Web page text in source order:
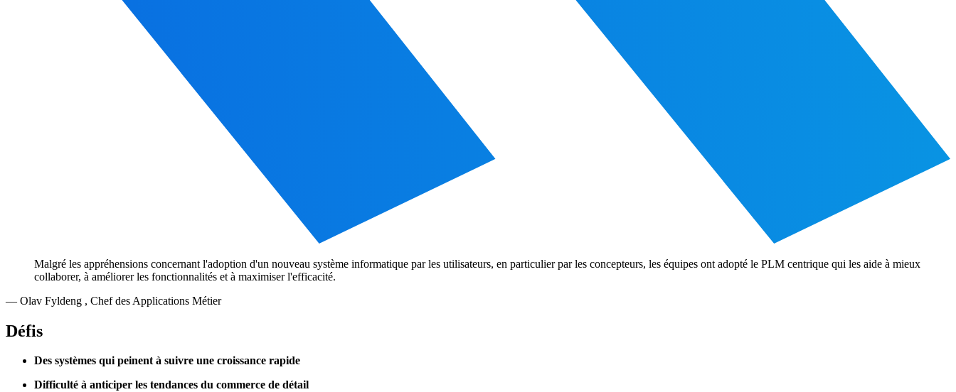
Malgré les appréhensions concernant l'adoption d'un nouveau système informatique par les utilisateurs, en particulier par les concepteurs, les équipes ont adopté le PLM centrique qui les aide à mieux
collaborer, à améliorer les fonctionnalités et à maximiser l'efficacité.
— Olav Fyldeng , Chef des Applications Métier
Défis
Des systèmes qui peinent à suivre une croissance rapide
Difficulté à anticiper les tendances du commerce de détail